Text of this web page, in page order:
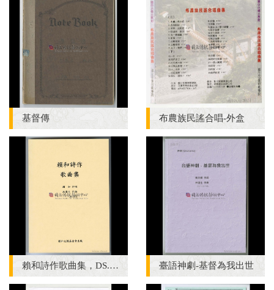
基督傳 布農族民謠合唱-外盒
賴和詩作歌曲集，DS. 921 臺語神劇-基督為我出世